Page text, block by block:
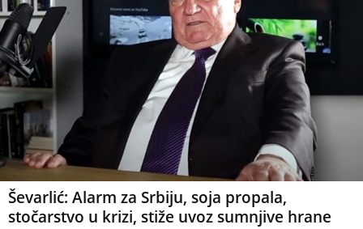
Ševarlić: Alarm za Srbiju, soja propala,
stočarstvo u krizi, stiže uvoz sumnjive hrane